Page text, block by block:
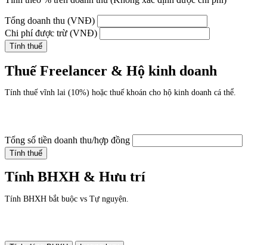
Tổng doanh thu (VNĐ)
Chi phí được trừ (VNĐ)
Tính thuế
Thuế Freelancer & Hộ kinh doanh
Tính thuế vĩnh lai (10%) hoặc thuế khoán cho hộ kinh doanh cá thể.
Tổng số tiền doanh thu/hợp đồng
Tính thuế
Tính BHXH & Hưu trí
Tính BHXH bắt buộc vs Tự nguyện.